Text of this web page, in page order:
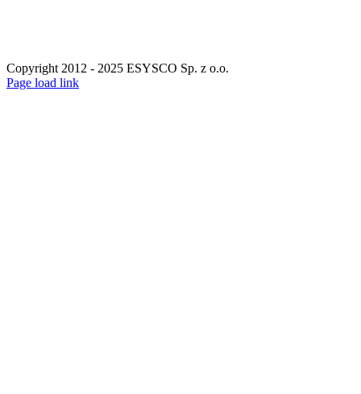
Copyright 2012 - 2025 ESYSCO Sp. z o.o.
Facebook
X
Instagram
Pinterest
Page load link